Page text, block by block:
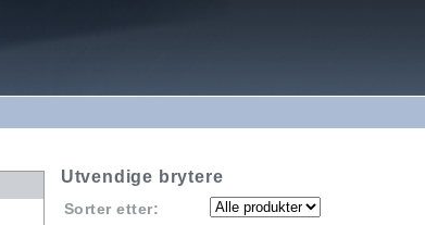
Utvendige brytere
Sorter etter: